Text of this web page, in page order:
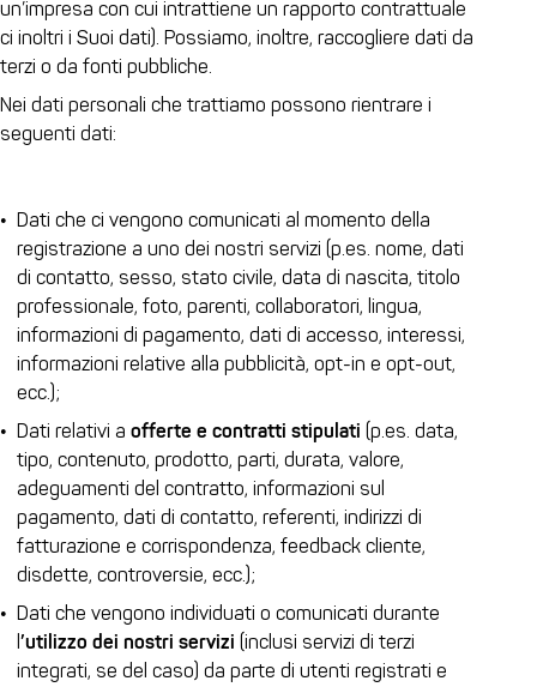
un’impresa con cui intrattiene un rapporto contrattuale
ci inoltri i Suoi dati). Possiamo, inoltre, raccogliere dati da
terzi o da fonti pubbliche.
Nei dati personali che trattiamo possono rientrare i
seguenti dati:
Dati che ci vengono comunicati al momento della
registrazione a uno dei nostri servizi (p.es. nome, dati
di contatto, sesso, stato civile, data di nascita, titolo
professionale, foto, parenti, collaboratori, lingua,
informazioni di pagamento, dati di accesso, interessi,
informazioni relative alla pubblicità, opt-in e opt-out,
ecc.);
Dati relativi a offerte e contratti stipulati (p.es. data,
tipo, contenuto, prodotto, parti, durata, valore,
adeguamenti del contratto, informazioni sul
pagamento, dati di contatto, referenti, indirizzi di
fatturazione e corrispondenza, feedback cliente,
disdette, controversie, ecc.);
Dati che vengono individuati o comunicati durante
’utilizzo dei nostri servizi (inclusi servizi di terzi
integrati, se del caso) da parte di utenti registrati e